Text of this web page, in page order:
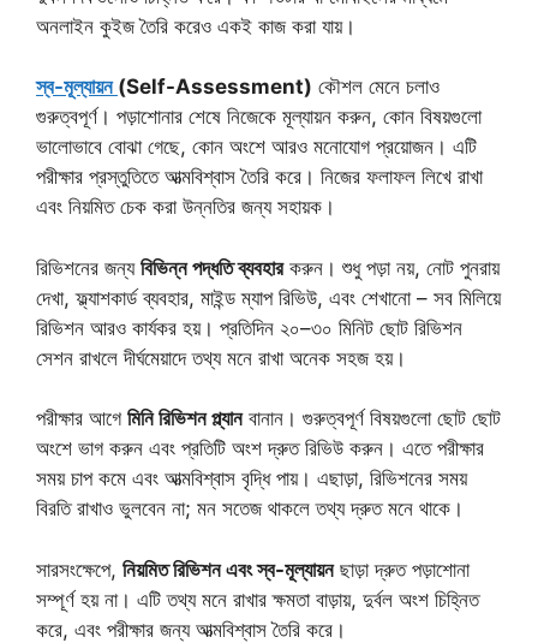
অনলাইন কুইজ তৈরি করেও একই কাজ করা যায়।
স্ব-মূল্যায়ন (Self-Assessment) কৌশল মেনে চলাও
গুরুত্বপূর্ণ। পড়াশোনার শেষে নিজেকে মূল্যায়ন করুন, কোন বিষয়গুলো
ভালোভাবে বোঝা গেছে, কোন অংশে আরও মনোযোগ প্রয়োজন। এটি
পরীক্ষার প্রস্তুতিতে আত্মবিশ্বাস তৈরি করে। নিজের ফলাফল লিখে রাখা
এবং নিয়মিত চেক করা উন্নতির জন্য সহায়ক।
রিভিশনের জন্য বিভিন্ন পদ্ধতি ব্যবহারকরুন। শুধু পড়া নয়, নোট পুনরায়
দেখা, ফ্ল্যাশকার্ড ব্যবহার, মাইন্ড ম্যাপ রিভিউ, এবং শেখানো – সব মিলিয়ে
রিভিশন আরও কার্যকর হয়। প্রতিদিন ২০–৩০ মিনিট ছোট রিভিশন
সেশন রাখলে দীর্ঘমেয়াদে তথ্য মনে রাখা অনেক সহজ হয়।
পরীক্ষার আগে মিনি রিভিশন প্ল্যানবানান। গুরুত্বপূর্ণ বিষয়গুলো ছোট ছোট
অংশে ভাগ করুন এবং প্রতিটি অংশ দ্রুত রিভিউ করুন। এতে পরীক্ষার
সময় চাপ কমে এবং আত্মবিশ্বাস বৃদ্ধি পায়। এছাড়া, রিভিশনের সময়
বিরতি রাখাও ভুলবেন না; মন সতেজ থাকলে তথ্য দ্রুত মনে থাকে।
সারসংক্ষেপে, নিয়মিত রিভিশন এবং স্ব-মূল্যায়নছাড়া দ্রুত পড়াশোনা
সম্পূর্ণ হয় না। এটি তথ্য মনে রাখার ক্ষমতা বাড়ায়, দুর্বল অংশ চিহ্নিত
করে, এবং পরীক্ষার জন্য আত্মবিশ্বাস তৈরি করে।